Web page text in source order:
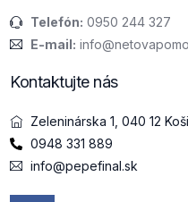
Telefón: 0950 244 327
E-mail:
Kontaktujte nás
Zeleninárska 1, 040 12
0948 331 889
info@pepefinal.sk